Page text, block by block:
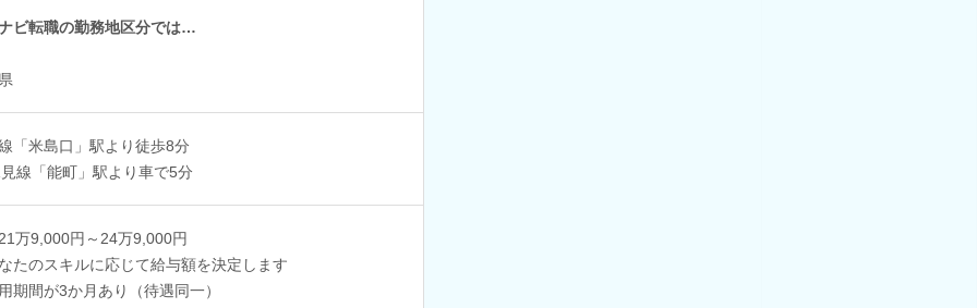
ビ転職の勤務地区分では…
「米島口」駅より徒歩8分
線「能町」駅より車で5分
万9,000円～24万9,000円
たのスキルに応じて給与額を決定します
期間が3か月あり（待遇同一）